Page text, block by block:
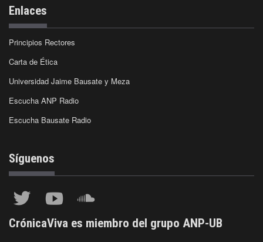
Enlaces
Principios Rectores
Carta de Ética
Universidad Jaime Bausate y Meza
Escucha ANP Radio
Escucha Bausate Radio
Síguenos
CrónicaViva es miembro del grupo ANP-UB